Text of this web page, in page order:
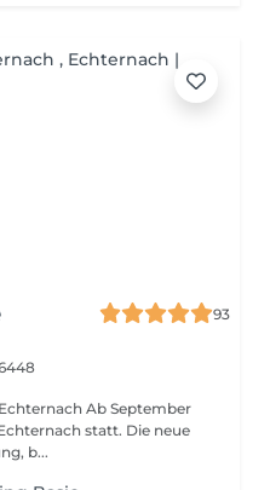
93
statt. Die neue
b...